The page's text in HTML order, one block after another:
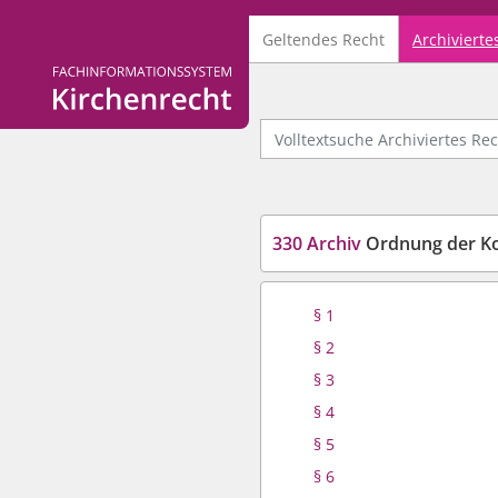
Logo Fachinformationssystem Kirchenrecht
Geltendes Recht
Volltextsuche Archiviertes Recht
330 Archiv Ordnung der
§ 1
§ 2
§ 3
§ 4
§ 5
§ 6